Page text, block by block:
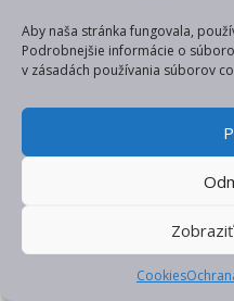
Aby naša stránka fungovala,
Podrobnejšie informácie o
v zásadách používania súborov
Cookies